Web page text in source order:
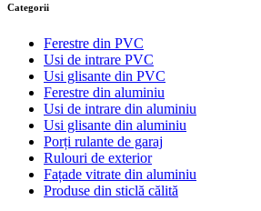
Categorii
Ferestre din PVC
Usi de intrare PVC
Usi glisante din PVC
Ferestre din aluminiu
Usi de intrare din aluminiu
Usi glisante din aluminiu
Porți rulante de garaj
Rulouri de exterior
Fațade vitrate din aluminiu
Produse din sticlă călită